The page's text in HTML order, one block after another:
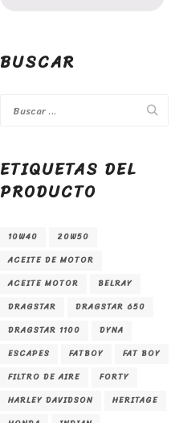
BUSCAR
ETIQUETAS DEL
PRODUCTO
10W40
20W50
ACEITE DE MOTOR
ACEITE MOTOR
BELRAY
DRAGSTAR
DRAGSTAR 650
DRAGSTAR 1100
DYNA
ESCAPES
FATBOY
FAT BOY
FILTRO DE AIRE
FORTY
HARLEY DAVIDSON
HERITAGE